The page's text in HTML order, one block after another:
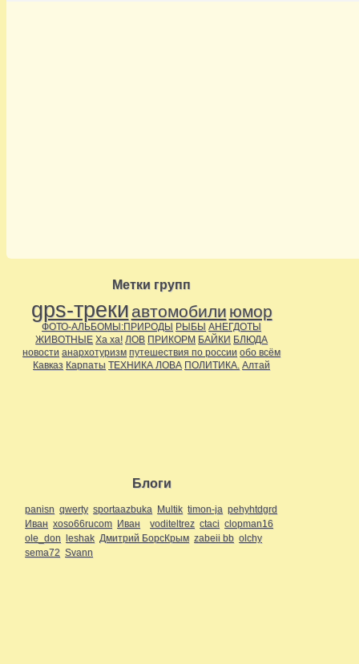
Метки групп
gps-треки автомобили юмор
ФОТО-АЛЬБОМЫ:ПРИРОДЫ РЫБЫ АНЕГДОТЫ
ЖИВОТНЫЕ Ха ха! ЛОВ ПРИКОРМ БАЙКИ БЛЮДА
новости анархотуризм путешествия по россии обо всём
Кавказ Карпаты ТЕХНИКА ЛОВА ПОЛИТИКА. Алтай
Блоги
panisn qwerty sportaazbuka Multik timon-ja pehyhtdgrd
Иван xoso66rucom Иван voditeltrez ctaci clopman16
ole_don leshak Дмитрий БорсКрым zabeii bb olchy
sema72 Svann